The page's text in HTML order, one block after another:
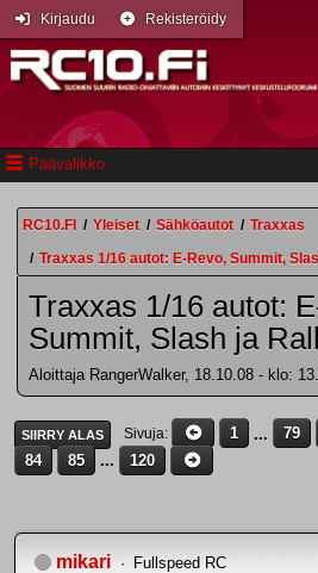
Päävalikko
Kirjaudu Rekisteröidy
RC10.FI / Yleiset / Sähköautot / Traxxas
/ Traxxas 1/16 autot: E-Revo, Summit,
Traxxas 1/16 autot:
Summit, Slash ja
Aloittaja RangerWalker, 18.10.08 - klo:
SIIRRY ALAS Sivuja 1 ... 79
84
85 ... 120
mikari Fullspeed RC